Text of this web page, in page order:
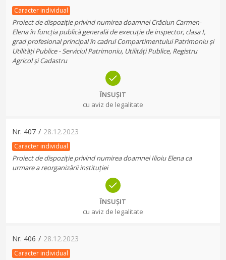
Caracter individual
Proiect de dispoziție privind numirea doamnei Crăciun Carmen-
Elena în funcția publică generală de execuție de inspector, clasa I,
grad profesional principal în cadrul Compartimentului Patrimoniu și
Utilități Publice - Serviciul Patrimoniu, Utilități Publice, Registru
Agricol și Cadastru
ÎNSUȘIT
cu aviz de legalitate
Nr. 407 / 28.12.2023
Caracter individual
Proiect de dispoziție privind numirea doamnei Ilioiu Elena ca
urmare a reorganizării instituției
ÎNSUȘIT
cu aviz de legalitate
Nr. 406 / 28.12.2023
Caracter individual